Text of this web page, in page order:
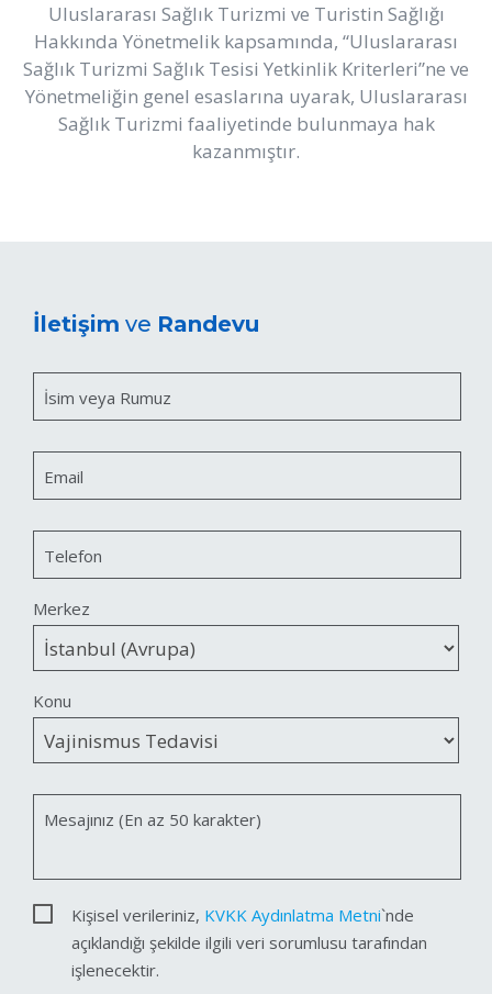
Uluslararası Sağlık Turizmi ve Turistin Sağlığı
Hakkında Yönetmelik kapsamında, “Uluslararası
Sağlık Turizmi Sağlık Tesisi Yetkinlik Kriterleri”ne ve
Yönetmeliğin genel esaslarına uyarak, Uluslararası
Sağlık Turizmi faaliyetinde bulunmaya hak
kazanmıştır.
İletişim ve Randevu
İsim veya Rumuz
Email
Telefon
Merkez
Konu
Mesajınız (En az 50 karakter)
Kişisel verileriniz, KVKK Aydınlatma Metni`nde
açıklandığı şekilde ilgili veri sorumlusu tarafından
işlenecektir.